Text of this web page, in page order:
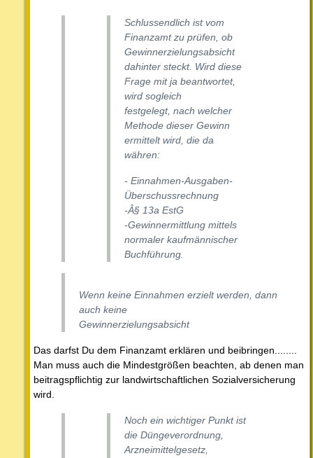
Schlussendlich ist vom
Finanzamt zu prüfen, ob
Gewinnerzielungsabsicht
dahinter steckt. Wird diese
Frage mit ja beantwortet,
wird sogleich
festgelegt, nach welcher
Methode dieser Gewinn
ermittelt wird, die da
währen:
- Einnahmen-Ausgaben-
Überschussrechnung
-Â§ 13a EstG
-Gewinnermittlung mittels
normaler kaufmännischer
Buchführung.
Wenn keine Einnahmen erzielt werden, dann
auch keine
Gewinnerzielungsabsicht
Das darfst Du dem Finanzamt erklären und beibringen........
Man muss auch die Mindestgrößen beachten, ab denen man
beitragspflichtig zur landwirtschaftlichen Sozialversicherung
wird.
Noch ein wichtiger Punkt ist
die Düngeverordnung,
Arzneimittelgesetz,